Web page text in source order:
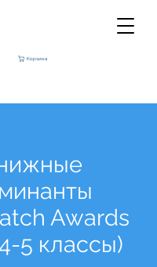
Корзина
Awards
5 классы)